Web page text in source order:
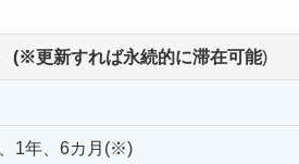
(※更新すれば永続的に滞在可能)
1年、6カ月(※)